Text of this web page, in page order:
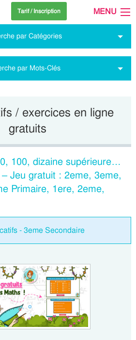
Tarif / Inscription MENU
par Catégories
par Mots-Clés
/ exercices en ligne
gratuits
100, dizaine supérieure…
Jeu gratuit : 2eme, 3eme,
Primaire, 1ere, 2eme,
- 3eme Secondaire